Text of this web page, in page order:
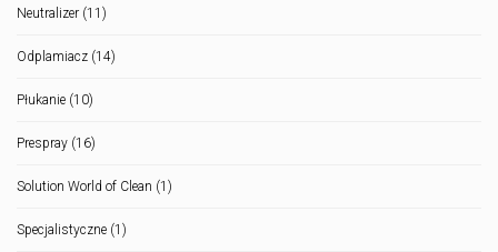
Neutralizer (11)
Odplamiacz (14)
Płukanie (10)
Prespray (16)
Solution World of Clean (1)
Specjalistyczne (1)